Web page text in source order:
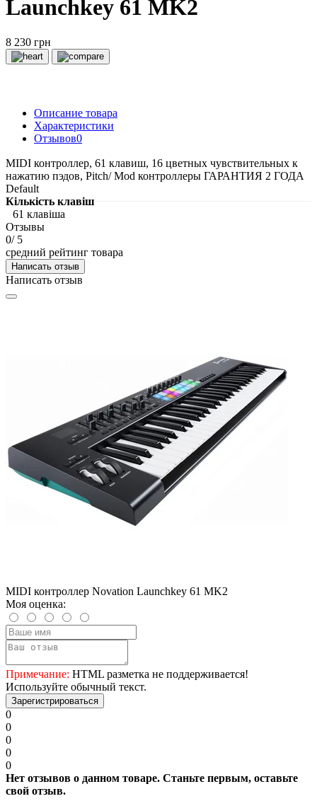
Launchkey 61 MK2
8 230 грн
Описание товара
Характеристики
Отзывов0
MIDI контроллер, 61 клавиш, 16 цветных чувствительных к
нажатию пэдов, Pitch/ Mod контроллеры ГАРАНТИЯ 2 ГОДА
Default
Кількість клавіш
61 клавіша
Отзывы
0/ 5
средний рейтинг товара
Написать отзыв
Написать отзыв
MIDI контроллер Novation Launchkey 61 MK2
Моя оценка:
Примечание: HTML разметка не поддерживается!
Используйте обычный текст.
Зарегистрироваться
0
0
0
0
0
Нет отзывов о данном товаре. Станьте первым, оставьте
свой отзыв.